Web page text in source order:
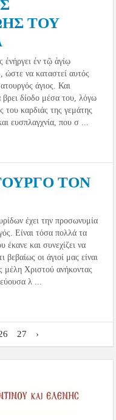
ΤΟΥ
ἐνήργει ἐν τῷ ἁγίῳ
ώστε να καταστεί αυτός
άγιος. Και
βρει δίοδο μέσα του, λόγω
του καρδιάς της γεμάτης
ευσπλαγχνία, που σ ...
ΤΟΝ
έχει την προσωνυμία
Είναι τόσα πολλά τα
έκανε και συνεχίζει να
βεβαίως οι άγιοί μας είναι
μέλη Χριστού ανήκοντας
λ ...
27 ›